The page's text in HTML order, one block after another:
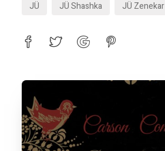
JÜ JÜ Shashka JÜ Zenekar